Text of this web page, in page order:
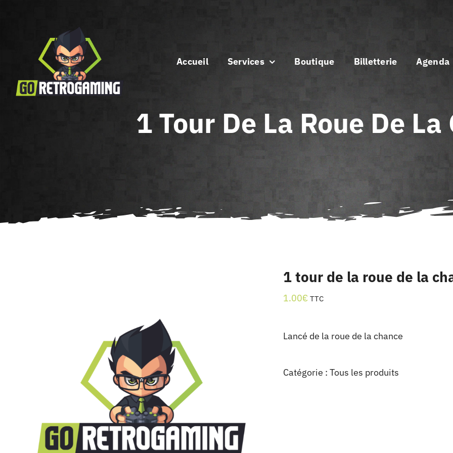
Accueil
Services Boutique Billetterie Agenda
1 Tour De La Roue De La
1 tour de la roue de la
1.00€ TTC
Lancé de la roue de la chance
Catégorie : Tous les produits